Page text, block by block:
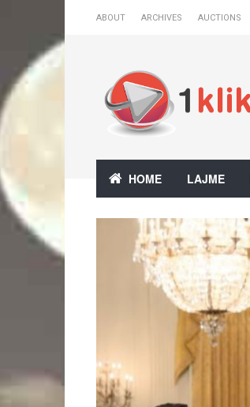
ABOUT ARCHIVES AUCTIONS
HOME LAJME